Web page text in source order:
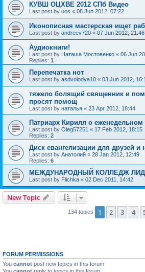
КУВШ ОЦХВЕ 2012 СПб Видео
Last post by uos « 08 Jun 2012, 07:22
Иконописная мастерская ищет
Last post by andreev720 « 07 Jun 2012, 21:46
Аудиокниги!
Last post by Наташа Мостовенко « 06 Jun
Replies: 1
Перепечатка нот
Last post by asdvolodya10 « 03 Jun 2012,
тяжело болящий священник и
просят помощ
Last post by наталья « 23 Apr 2012, 18:44
Патриарх Кирилл о
Last post by Oleg57251 « 17 Feb 2012, 18:15
Replies: 2
Диск евангелизации для друзей и
Last post by Анатолий « 28 Jan 2012, 12:49
Replies: 6
МЕЖДУНАРОДНЫЙ КОЛЛЕДЖ
Last post by Flichka « 02 Dec 2011, 14:42
New Topic
134 topics 1 2 3 4
FORUM PERMISSIONS
You cannot post new topics in this forum